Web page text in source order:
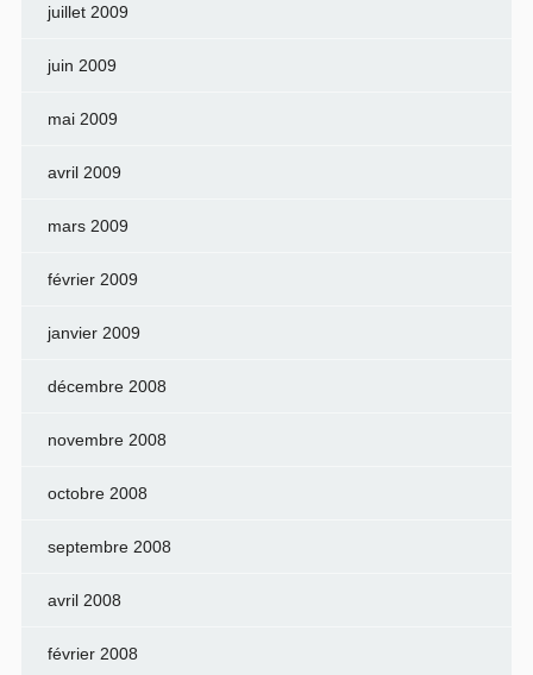
juillet 2009
juin 2009
mai 2009
avril 2009
mars 2009
février 2009
janvier 2009
décembre 2008
novembre 2008
octobre 2008
septembre 2008
avril 2008
février 2008